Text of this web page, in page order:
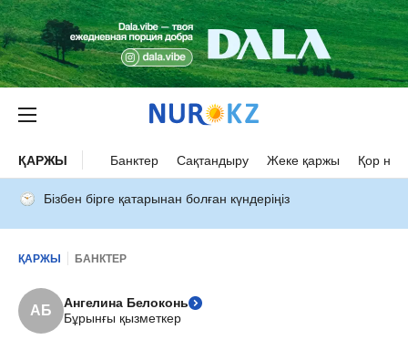
ҚАРЖЫ Банктер Сақтандыру Жеке қаржы Қор
Бізбен бірге қатарынан болған күндеріңіз
ҚАРЖЫ БАНКТЕР
АБ
Ангелина Белоконь
Бұрынғы қызметкер